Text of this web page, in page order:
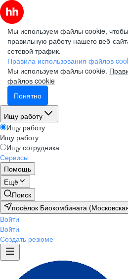
Мы используем файлы cookie,
правильную работу нашего веб-
сетевой трафик.
Правила использования файлов
Мы используем файлы cookie.
файлов cookie
Понятно
Ищу работу
Ищу работу
Ищу работу
Ищу сотрудника
Сервисы
Помощь
Ещё
Поиск
посёлок Биокомбината
Войти
Войти
Создать резюме